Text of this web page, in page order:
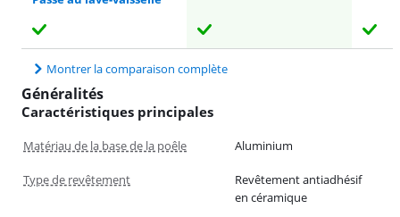
Montrer la comparaison complète
Généralités
Caractéristiques principales
Matériau de la base de la poêle Aluminium
Type de revêtement
Revêtement antiadhésif
en céramique